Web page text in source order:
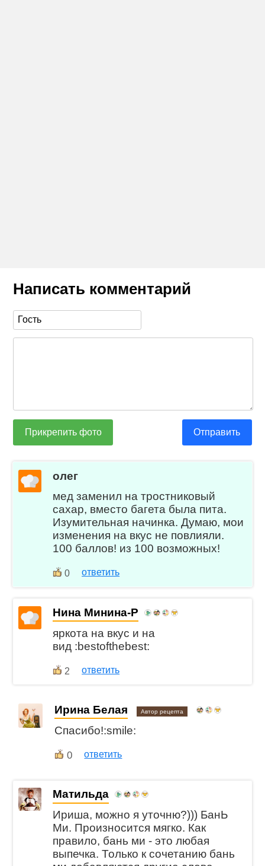
Написать комментарий
Прикрепить фото Отправить
олег
мед заменил на тростниковый
сахар, вместо багета была пита.
Изумительная начинка. Думаю, мои
изменения на вкус не повлияли.
100 баллов! из 100 возможных!
0 ответить
Нина Минина-Р
яркота на вкус и на
вид :bestofthebest:
2 ответить
Ирина Белая Автор рецепта
Спасибо!:smile:
0 ответить
Матильда
Ириша, можно я уточню?))) БанЬ
Ми. Произносится мягко. Как
правило, бань ми - это любая
выпечка. Только к сочетанию бань